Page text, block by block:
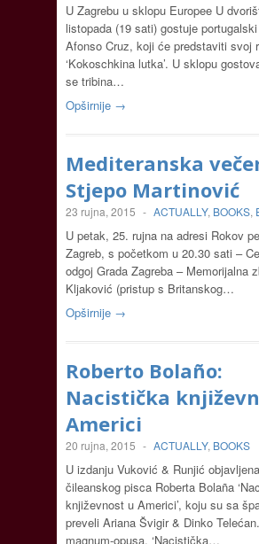
U Zagrebu u sklopu Europee U
listopada (19 sati) gostuje
Afonso Cruz, koji će predstaviti svoj
‘Kokoschkina lutka’. U sklopu
se tribina…
Opširnije →
Mediteranska
Stjepo Martinović
23 rujna, 2015 - ACTUALLY, BOOKS,
U petak, 25. rujna na adresi Rokov
Zagreb, s početkom u 20.30 sati –
odgoj Grada Zagreba – Memorijalna
Kljaković (pristup s Britanskog…
Opširnije →
Roberto Bolaño:
Nacistička
Americi
20 rujna, 2015 - ACTUALLY, BOOKS
U izdanju Vuković & Runjić
čileanskog pisca Roberta Bolaña
književnost u Americi’, koju su sa
preveli Ariana Švigir & Dinko
magnum-opusa, ‘Nacistička…